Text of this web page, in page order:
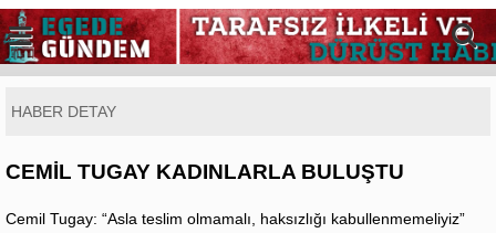
HABER DETAY
CEMİL TUGAY KADINLARLA BULUŞTU
Cemil Tugay: “Asla teslim olmamalı, haksızlığı kabullenmemeliyiz”